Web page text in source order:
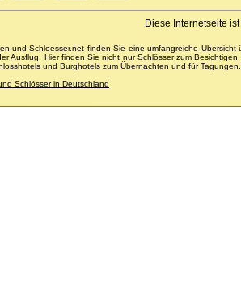
Diese Internetseite
und-Schloesser.net finden Sie eine umfangreiche
Ausflug. Hier finden Sie nicht nur Schlösser zum
und Burghotels zum Übernachten und für Tagungen.
Schlösser in Deutschland